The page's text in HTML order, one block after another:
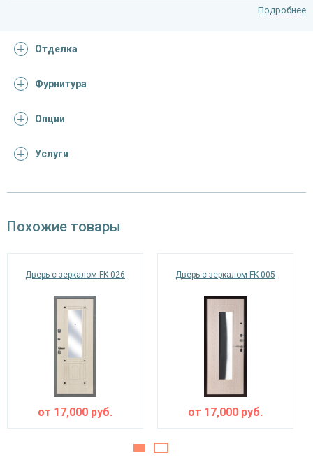
Притворная
Ребра жесткости
вставкой (цвет и фрезеровка на выбор)
Запирающие устройства и фурнитура
«Мосрентген» сейфового типа с нажимной
Нижний замок
цилиндровый «Страж» с нажимной ручкой, 4-
х ригельный, 4-х оборотный, личинный ключ
Противосъемные
устройства
блокираторы
Изоляционные материалы
Подробнее
Отделка
Фурнитура
Опции
Услуги
Похожие товары
Дверь с зеркалом FK-026
от 17,000 руб.
Дверь с зеркалом FK-005
от 17,000 руб.